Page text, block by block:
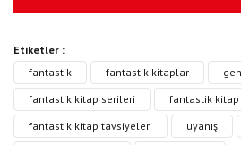
Etiketler :
fantastik
fantastik kitaplar
fantastik kitap serileri
fantastik
fantastik kitap tavsiyeleri
uyanış